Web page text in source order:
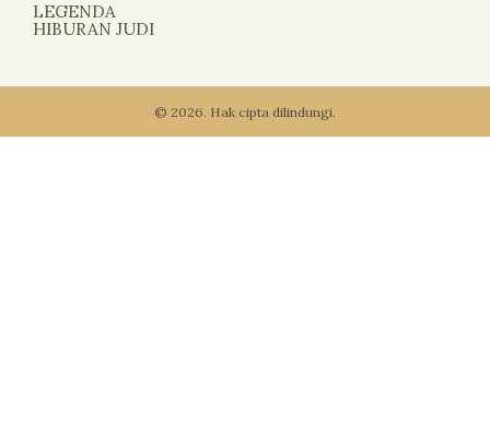
LEGENDA
HIBURAN JUDI
© 2026. Hak cipta dilindungi.